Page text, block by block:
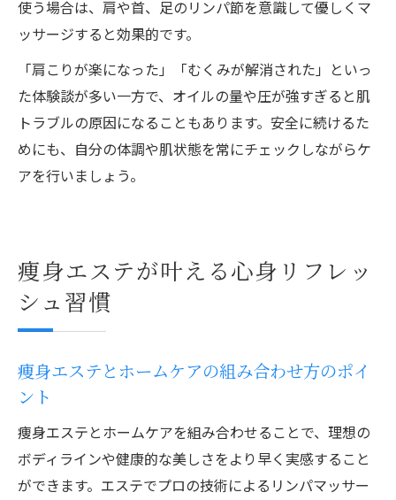
使う場合は、肩や首、足のリンパ節を意識して優しくマ
ッサージすると効果的です。
「肩こりが楽になった」「むくみが解消された」といっ
た体験談が多い一方で、オイルの量や圧が強すぎると肌
トラブルの原因になることもあります。安全に続けるた
めにも、自分の体調や肌状態を常にチェックしながらケ
アを行いましょう。
痩身エステが叶える心身リフレッ
シュ習慣
痩身エステとホームケアの組み合わせ方のポイ
ント
痩身エステとホームケアを組み合わせることで、理想の
ボディラインや健康的な美しさをより早く実感すること
ができます。エステでプロの技術によるリンパマッサー